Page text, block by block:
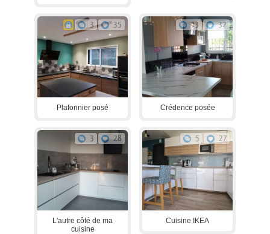
3 35
Plafonnier posé
13 32
Crédence posée
3 28
L'autre côté de ma
cuisine
5 27
Cuisine IKEA